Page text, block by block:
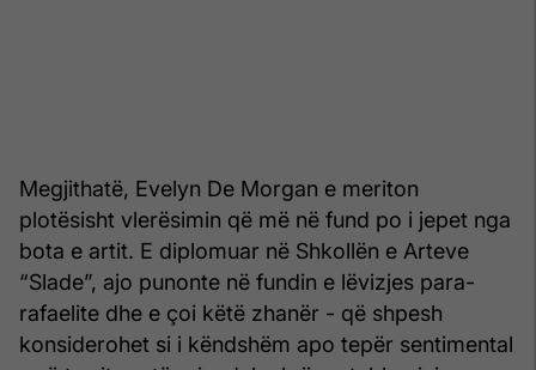
Megjithatë, Evelyn De Morgan e meriton
plotësisht vlerësimin që më në fund po i jepet nga
bota e artit. E diplomuar në Shkollën e Arteve
“Slade”, ajo punonte në fundin e lëvizjes para-
rafaelite dhe e çoi këtë zhanër - që shpesh
konsiderohet si i këndshëm apo tepër sentimental